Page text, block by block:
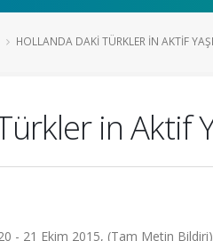
HOLLANDA DAKI TÜRKLER IN AKTIF
in Aktif
20 - 21 Ekim 2015, (Tam Metin Bildiri)